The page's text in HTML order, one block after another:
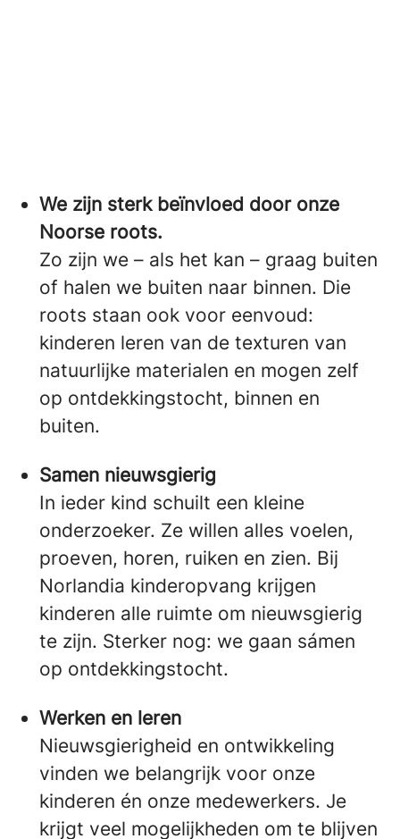
We zijn sterk beïnvloed door onze
Noorse roots.
Zo zijn we – als het kan – graag buiten
of halen we buiten naar binnen. Die
roots staan ook voor eenvoud:
kinderen leren van de texturen van
natuurlijke materialen en mogen zelf
op ontdekkingstocht, binnen en
buiten.
Samen nieuwsgierig
In ieder kind schuilt een kleine
onderzoeker. Ze willen alles voelen,
proeven, horen, ruiken en zien. Bij
Norlandia kinderopvang krijgen
kinderen alle ruimte om nieuwsgierig
te zijn. Sterker nog: we gaan sámen
op ontdekkingstocht.
Werken en leren
Nieuwsgierigheid en ontwikkeling
vinden we belangrijk voor onze
kinderen én onze medewerkers. Je
krijgt veel mogelijkheden om te blijven